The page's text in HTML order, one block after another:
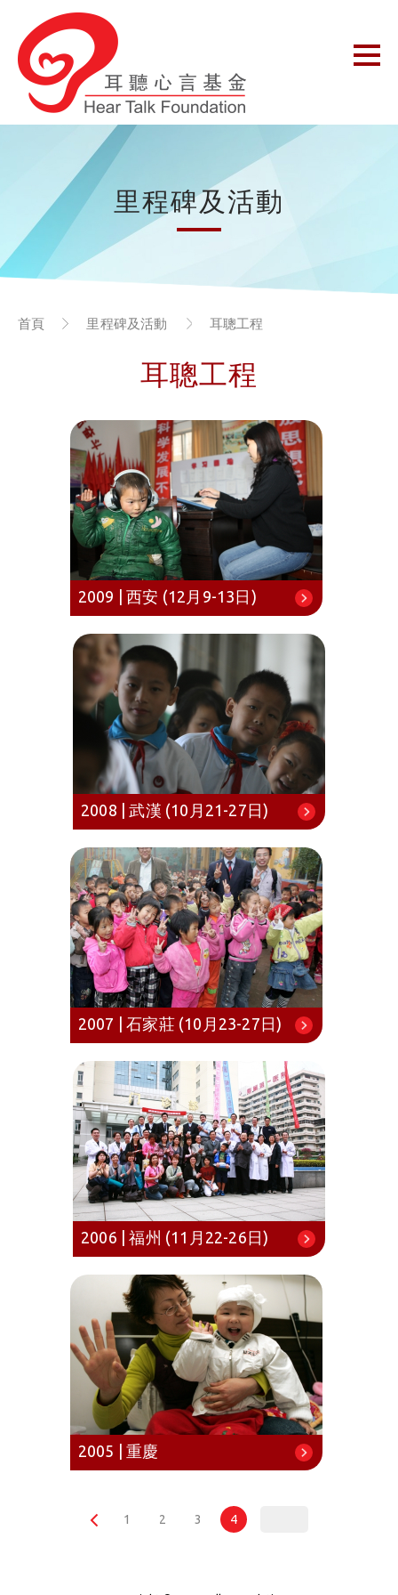
里程碑及活動
首頁 里程碑及活動 耳聰工程
耳聰工程
2009 | 西安 (12月9-13日)
2008 | 武漢 (10月21-27日)
2007 | 石家莊 (10月23-27日)
2006 | 福州 (11月22-26日)
2005 | 重慶
1 2 3 4